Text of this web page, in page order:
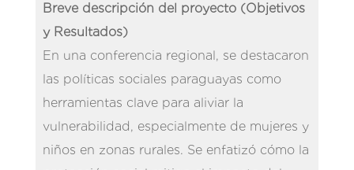
Breve descripción del proyecto (Objetivos
y Resultados)
En una conferencia regional, se destacaron
las políticas sociales paraguayas como
herramientas clave para aliviar la
vulnerabilidad, especialmente de mujeres y
niños en zonas rurales. Se enfatizó cómo la